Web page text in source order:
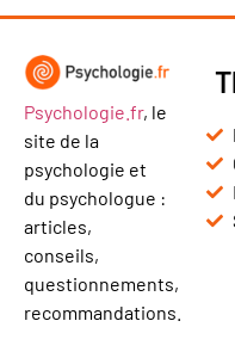
Psychologie.fr, le
site de la
psychologie et
du psychologue :
articles,
conseils,
questionnements,
recommandations.